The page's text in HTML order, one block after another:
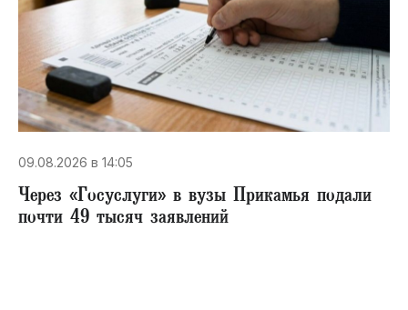
09.08.2026 в 14:05
Через «Госуслуги» в вузы Прикамья подали
почти 49 тысяч заявлений